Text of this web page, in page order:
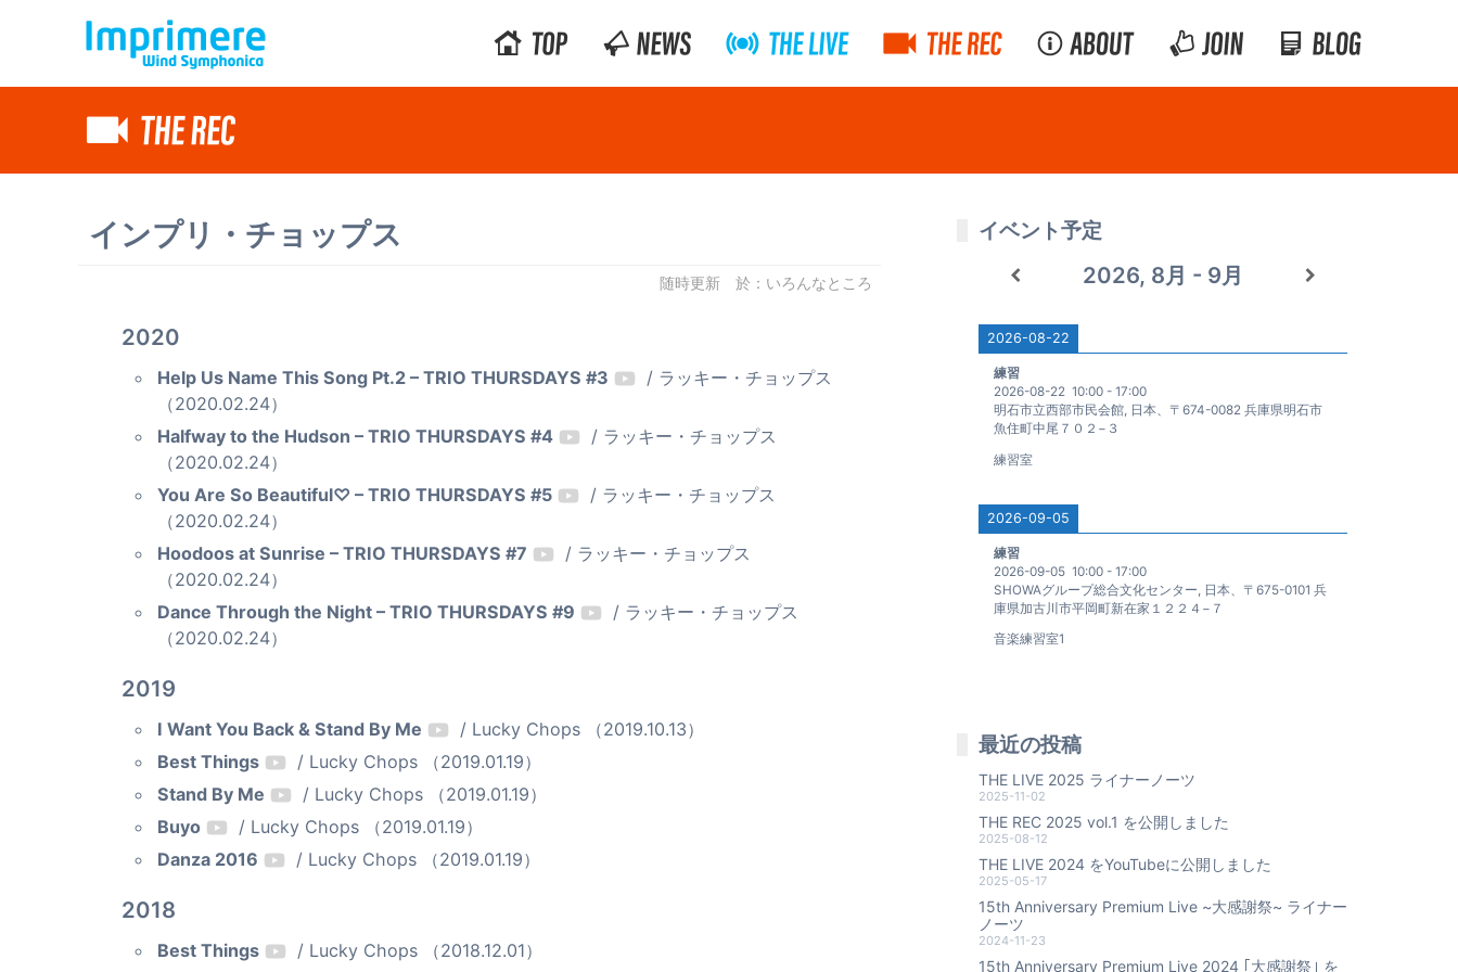
インプリ・チョップス
随時更新 いろんなところ
2020
Help Us Name This Song Pt.2 – TRIO THURSDAYS #3
/ ラッキー・チョップス
（2020.02.24）
Halfway to the Hudson – TRIO THURSDAYS #4
/ ラッキー・チョップス
（2020.02.24）
You Are So Beautiful♡ – TRIO THURSDAYS #5
/ ラッキー・チョップス
（2020.02.24）
Hoodoos at Sunrise – TRIO THURSDAYS #7
/ ラッキー・チョップス
（2020.02.24）
Dance Through the Night – TRIO THURSDAYS #9
/ ラッキー・チョップス
（2020.02.24）
2019
I Want You Back & Stand By Me
/ Lucky Chops （2019.10.13）
Best Things
/ Lucky Chops （2019.01.19）
Stand By Me
/ Lucky Chops （2019.01.19）
Buyo
/ Lucky Chops （2019.01.19）
Danza 2016
/ Lucky Chops （2019.01.19）
2018
Best Things
/ Lucky Chops （2018.12.01）
イベント予定
2026, 8月 - 9月
2026-08-22
練習
2026-08-22 10:00 - 17:00
明石市立西部市民会館, 日本、〒674-0082 兵庫県明石市
魚住町中尾７０２−３
練習室
2026-09-05
練習
2026-09-05 10:00 - 17:00
SHOWAグループ総合文化センター, 日本、〒675-0101 兵
庫県加古川市平岡町新在家１２２４−７
音楽練習室1
最近の投稿
THE LIVE 2025 ライナーノーツ
2025-11-02
THE REC 2025 vol.1 を公開しました
2025-08-12
THE LIVE 2024 をYouTubeに公開しました
2025-05-17
15th Anniversary Premium Live ~大感謝祭~ ライナー
ノーツ
2024-11-23
15th Anniversary Premium Live 2024 ｢大感謝祭｣ を